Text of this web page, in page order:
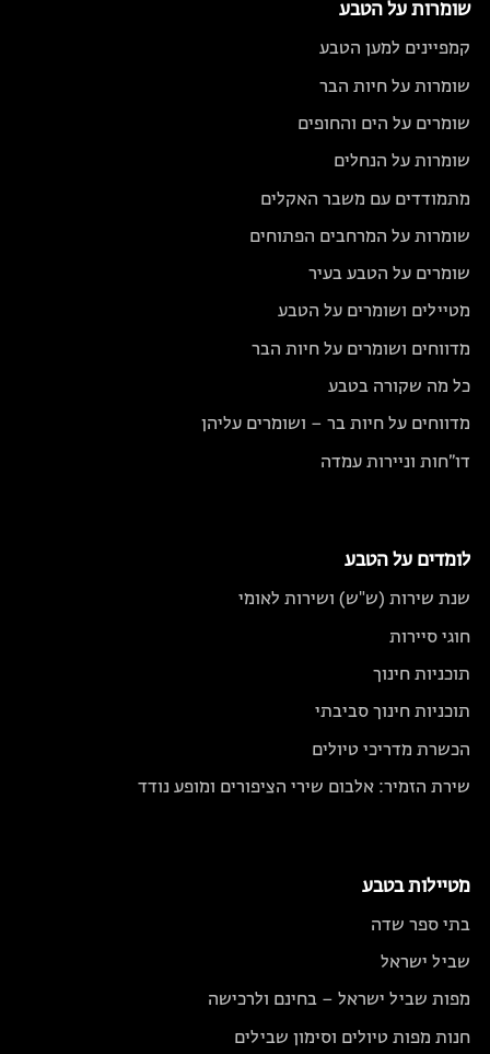
שומרות על הטבע
קמפיינים למען הטבע
שומרות על חיות הבר
שומרים על הים והחופים
שומרות על הנחלים
מתמודדים עם משבר האקלים
שומרות על המרחבים הפתוחים
שומרים על הטבע בעיר
מטיילים ושומרים על הטבע
מדווחים ושומרים על חיות הבר
כל מה שקורה בטבע
מדווחים על חיות בר – ושומרים עליהן
דו״חות וניירות עמדה
לומדים על הטבע
שנת שירות (ש"ש) ושירות לאומי
חוגי סיירות
תוכניות חינוך
תוכניות חינוך סביבתי
הכשרת מדריכי טיולים
שירת הזמיר: אלבום שירי הציפורים ומופע נודד
מטיילות בטבע
בתי ספר שדה
שביל ישראל
מפות שביל ישראל – בחינם ולרכישה
חנות מפות טיולים וסימון שבילים